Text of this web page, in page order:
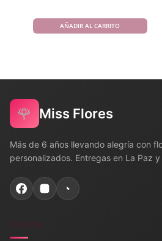
AÑADIR AL CARRITO
🌹 Miss Flores
Más de 6 años llevando alegría con
personalizados. Entregas en La Paz y